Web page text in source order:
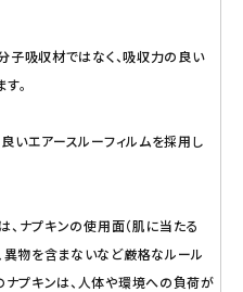
子吸収材ではなく、吸収力の良い
。
エアースルーフィルムを採用し
ナプキンの使用面（肌に当たる
異物を含まないなど厳格なルール
ナプキンは、人体や環境への負荷が